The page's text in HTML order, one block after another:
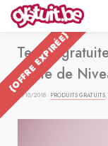
{OFFRE EXPIRÉE}
Testez
Shine de
09/10/2018 · PRODUITS GRATUITS,